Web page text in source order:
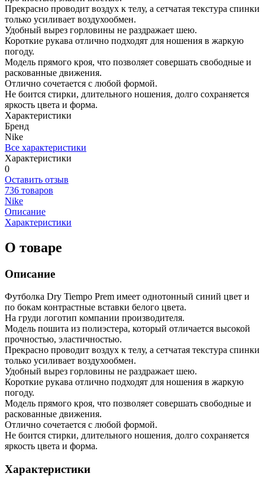
Прекрасно проводит воздух к телу, а сетчатая текстура спинки
только усиливает воздухообмен.
Удобный вырез горловины не раздражает шею.
Короткие рукава отлично подходят для ношения в жаркую
погоду.
Модель прямого кроя, что позволяет совершать свободные и
раскованные движения.
Отлично сочетается с любой формой.
Не боится стирки, длительного ношения, долго сохраняется
яркость цвета и форма.
Характеристики
Бренд
Nike
Все характеристики
Характеристики
0
Оставить отзыв
736 товаров
Nike
Описание
Характеристики
О товаре
Описание
Футболка Dry Tiempo Prem имеет однотонный синий цвет и
по бокам контрастные вставки белого цвета.
На груди логотип компании производителя.
Модель пошита из полиэстера, который отличается высокой
прочностью, эластичностью.
Прекрасно проводит воздух к телу, а сетчатая текстура спинки
только усиливает воздухообмен.
Удобный вырез горловины не раздражает шею.
Короткие рукава отлично подходят для ношения в жаркую
погоду.
Модель прямого кроя, что позволяет совершать свободные и
раскованные движения.
Отлично сочетается с любой формой.
Не боится стирки, длительного ношения, долго сохраняется
яркость цвета и форма.
Характеристики